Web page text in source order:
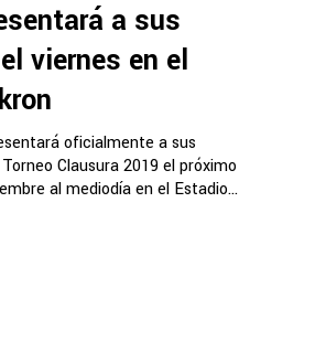
a sus
viernes en el
oficialmente a sus
Clausura 2019 el próximo
al mediodía en el Estadio...